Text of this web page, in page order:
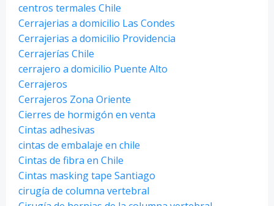
centros termales Chile
Cerrajerias a domicilio Las Condes
Cerrajerias a domicilio Providencia
Cerrajerías Chile
cerrajero a domicilio Puente Alto
Cerrajeros
Cerrajeros Zona Oriente
Cierres de hormigón en venta
Cintas adhesivas
cintas de embalaje en chile
Cintas de fibra en Chile
Cintas masking tape Santiago
cirugía de columna vertebral